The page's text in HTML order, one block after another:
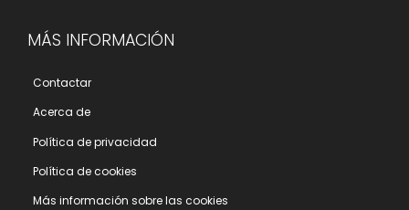
MÁS INFORMACIÓN
Contactar
Acerca de
Polí­tica de privacidad
Polí­tica de cookies
Más información sobre las cookies